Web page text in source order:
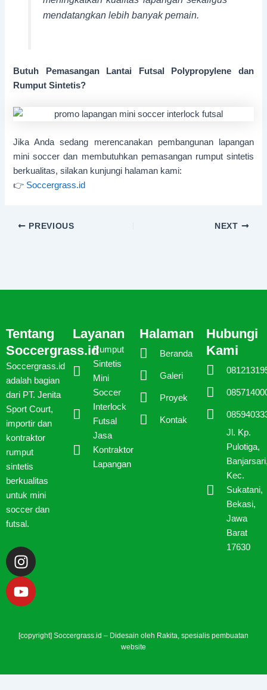
mendatangkan lebih banyak pemain.
Butuh Pemasangan
Lantai Futsal Polypropylene dan
Rumput Sintetis?
Jika Anda sedang merencanakan pembangunan lapangan
mini soccer dan membutuhkan pemasangan rumput sintetis
berkualitas, silakan kunjungi halaman kami:
👉 Soccergrass.id
PREVIOUS NEXT
Tentang
Soccergrass.id
Soccergrass.id
adalah bagian
dari PT. Jenita
Sport Court,
importir dan
kontraktor
rumput
sintetis
berkualitas
untuk mini
soccer dan
futsal.
I
n
s
t
r
m
Y
o
u
t
e
Layanan
Rumput
Sintetis
Mini
Soccer
Interlock
Futsal
Jasa
Kontraktor
Lapangan
Halaman
Beranda
Galeri
Proyek
Kontak
Hubungi
Kami
Jl. Kp.
Pulotiga,
Kec.
Sukatani,
Bekasi,
Jawa
Barat
17630
[copyright] Soccergrass.id – Didesain oleh Rakita, spesialis pembuatan
website